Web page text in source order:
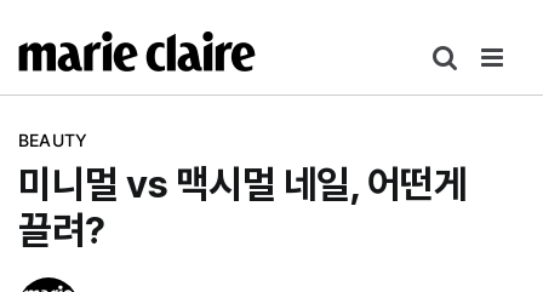
텐
BEAUTY
미니멀 vs 맥시멀 네일, 어떤게
끌려?